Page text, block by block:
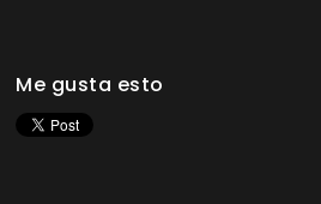
Me gusta esto